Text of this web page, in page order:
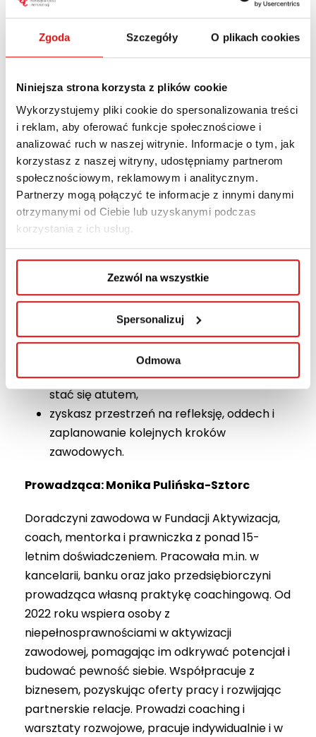
Zgoda Szczegóły O plikach cookies
Niniejsza strona korzysta z plików cookie
Wykorzystujemy pliki cookie do spersonalizowania treści
i reklam, aby oferować funkcje społecznościowe i
analizować ruch w naszej witrynie. Informacje o tym, jak
korzystasz z naszej witryny, udostępniamy partnerom
społecznościowym, reklamowym i analitycznym.
Partnerzy mogą połączyć te informacje z innymi danymi
otrzymanymi od Ciebie lub uzyskanymi podczas
korzystania z ich usług.
Zezwól na wszystkie
Spersonalizuj
Odmowa
osobom planującym zmianę, szukającym
inspiracji i nowych kierunków zawodowych,
wszystkim, którzy chcą wykorzystać swoje
doświadczenie jako przewagę i pewniej
poruszać się po rynku pracy.
Podczas warsztatów:
zatrzymasz się i przyjrzysz temu, gdzie
jesteś i dokąd zmierzasz zawodowo,
odkryjesz swoje kompetencje i zasoby przy
użyciu narzędzi takich jak SWOT czy koło
życia,
dotyczącymi wieku i zmienisz perspektywę
z „za stary” na „doświadczony”,
wzmocnisz motywację i poczucie wartości,
nauczysz się rozpoznawać i komunikować
swoje mocne strony na rynku pracy,
poznasz kompetencje przyszłości i
sprawdzisz, jak Twoje doświadczenie może
stać się atutem,
zyskasz przestrzeń na refleksję, oddech i
zaplanowanie kolejnych kroków
zawodowych.
Prowadząca: Monika Pulińska-Sztorc
Doradczyni zawodowa w Fundacji Aktywizacja,
coach, mentorka i prawniczka z ponad 15-
letnim doświadczeniem. Pracowała m.in. w
kancelarii, banku oraz jako przedsiębiorczyni
prowadząca własną praktykę coachingową. Od
2022 roku wspiera osoby z
niepełnosprawnościami w aktywizacji
zawodowej, pomagając im odkrywać potencjał i
budować pewność siebie. Współpracuje z
biznesem, pozyskując oferty pracy i rozwijając
partnerskie relacje. Prowadzi coaching i
warsztaty rozwojowe, pracuje indywidualnie i w